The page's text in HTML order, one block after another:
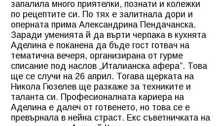
запалила много приятелки, познати и колежки
по рецептите си. По тях е залитнала дори и
оперната прима Александрина Пендачанска.
Заради уменията й да върти черпака в кухнята
Аделина е поканена да бъде гост готвач на
тематична вечеря, организирана от гурме
списание под наслов „Италианска афера”. Това
ще се случи на 26 април. Тогава щерката на
Никола Гюзелев ще разкаже за техниките и
таланта си. Професионалната кариера на
Аделина е далеч от готвенето, но това се е
превърнала в нейна страст. Екс съветничката на